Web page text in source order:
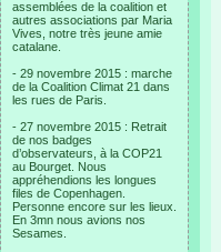
assemblées de la coalition et
autres associations par Maria
Vives, notre très jeune amie
catalane.
- 29 novembre 2015 : marche
de la Coalition Climat 21 dans
les rues de Paris.
- 27 novembre 2015 : Retrait
de nos badges
d’observateurs, à la COP21
au Bourget. Nous
appréhendions les longues
files de Copenhagen.
Personne encore sur les lieux.
En 3mn nous avions nos
Sesames.